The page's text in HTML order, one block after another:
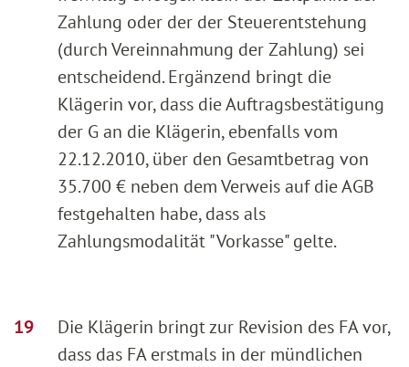
Zahlung oder der der Steuerentstehung
(durch Vereinnahmung der Zahlung) sei
entscheidend. Ergänzend bringt die
Klägerin vor, dass die Auftragsbestätigung
der G an die Klägerin, ebenfalls vom
22.12.2010, über den Gesamtbetrag von
35.700 € neben dem Verweis auf die AGB
festgehalten habe, dass als
Zahlungsmodalität "Vorkasse" gelte.
Die Klägerin bringt zur Revision des FA vor,
dass das FA erstmals in der mündlichen